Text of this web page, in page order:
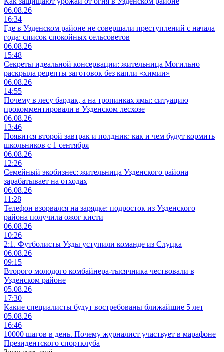
06.08.26
16:34
Где в Узденском районе не совершали преступлений с начала
года: список спокойных сельсоветов
06.08.26
15:48
Секреты идеальной консервации: жительница Могильно
раскрыла рецепты заготовок без капли «химии»
06.08.26
14:55
Почему в лесу бардак, а на тропинках ямы: ситуацию
прокомментировали в Узденском лесхозе
06.08.26
13:46
Появится второй завтрак и полдник: как и чем будут кормить
школьников с 1 сентября
06.08.26
12:26
Семейный экобизнес: жительница Узденского района
зарабатывает на отходах
06.08.26
11:28
Телефон взорвался на зарядке: подросток из Узденского
района получила ожог кисти
06.08.26
10:26
2:1. Футболисты Узды уступили команде из Слуцка
06.08.26
09:15
Второго молодого комбайнера-тысячника чествовали в
Узденском районе
05.08.26
17:30
Какие специалисты будут востребованы ближайшие 5 лет
05.08.26
16:46
10000 шагов в день. Почему журналист участвует в марафоне
Президентского спортклуба